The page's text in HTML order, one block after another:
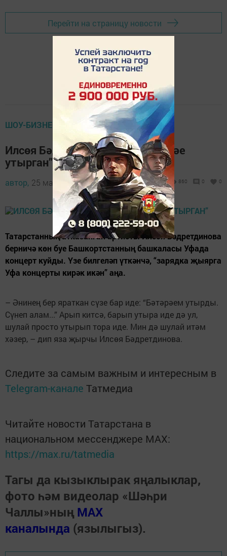
Перейти на страницу новости
ШОУ-БИЗНЕС
Илсөя Бәдретдинованың “бәтәрәе
утырган”
автор, 25 май 2022 - 11:15 860 0 0
Татарстанның атказанган артисты Илсөя Бәдретдинова
берничә көн буе Башкортстанның башкаласы Уфада
концерт куйды. Үзе билгеләп үткәнчә, “зарядка җыярга
Уфа концерты кирәк икән” аңа.
– Әнинең бер яраткан сүзе бар иде: “Бәтәрәем утырды.
Сүнеп алам...” Арып китсә, барып утыра иде дә ул,
шулай просто утырып тора иде. Мин дә шулай итәм
хәзер, – дип яза җырчы Илсөя Бәдретдинова.
Следите за самым важным и интересным в
Telegram-канале Татмедиа
Читайте новости Татарстана в
национальном мессенджере MАХ:
https://max.ru/tatmedia
Тагы да кызыклырак яңалыклар,
фото һәм видеолар «Шәһри
Чаллы»ның MAX
каналында (язылыгыз).